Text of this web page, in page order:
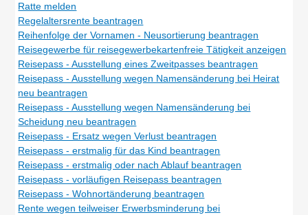
Ratte melden
Regelaltersrente beantragen
Reihenfolge der Vornamen - Neusortierung beantragen
Reisegewerbe für reisegewerbekartenfreie Tätigkeit anzeigen
Reisepass - Ausstellung eines Zweitpasses beantragen
Reisepass - Ausstellung wegen Namensänderung bei Heirat
neu beantragen
Reisepass - Ausstellung wegen Namensänderung bei
Scheidung neu beantragen
Reisepass - Ersatz wegen Verlust beantragen
Reisepass - erstmalig für das Kind beantragen
Reisepass - erstmalig oder nach Ablauf beantragen
Reisepass - vorläufigen Reisepass beantragen
Reisepass - Wohnortänderung beantragen
Rente wegen teilweiser Erwerbsminderung bei